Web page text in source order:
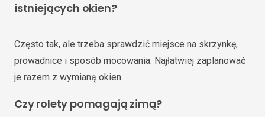
istniejących okien?
Często tak, ale trzeba sprawdzić miejsce na skrzynkę,
prowadnice i sposób mocowania. Najłatwiej zaplanować
je razem z wymianą okien.
Czy rolety pomagają zimą?